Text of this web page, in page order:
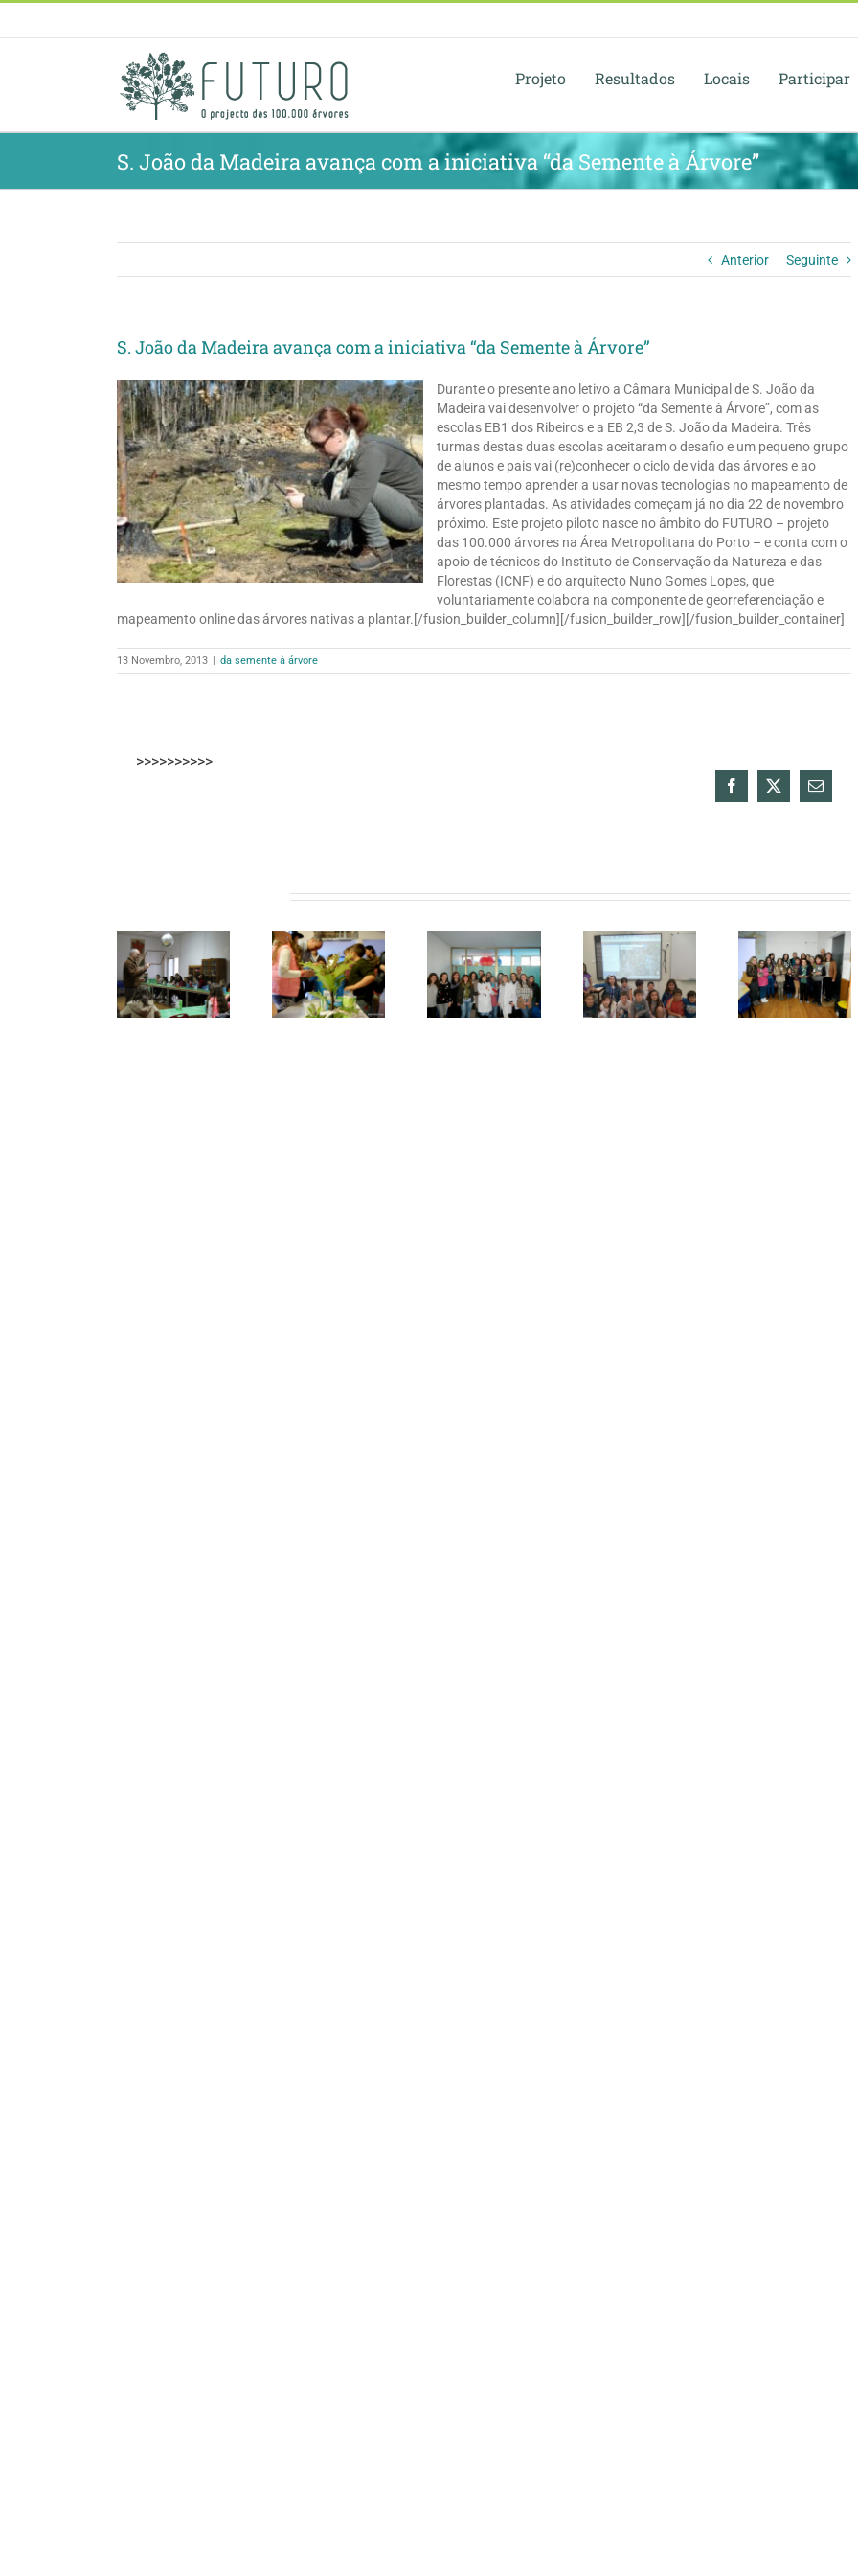
Projeto Resultados Locais Participar
S. João da Madeira avança com a iniciativa “da Semente à Árvore”
Anterior Seguinte
S. João da Madeira avança com a iniciativa “da Semente à Árvore”
Durante o presente ano letivo a Câmara Municipal de S. João da
Madeira vai desenvolver o projeto “da Semente à Árvore”, com as
escolas EB1 dos Ribeiros e a EB 2,3 de S. João da Madeira. Três
turmas destas duas escolas aceitaram o desafio e um pequeno grupo
de alunos e pais vai (re)conhecer o ciclo de vida das árvores e ao
mesmo tempo aprender a usar novas tecnologias no mapeamento de
árvores plantadas. As atividades começam já no dia 22 de novembro
próximo. Este projeto piloto nasce no âmbito do FUTURO – projeto
das 100.000 árvores na Área Metropolitana do Porto – e conta com o
apoio de técnicos do Instituto de Conservação da Natureza e das
Florestas (ICNF) e do arquitecto Nuno Gomes Lopes, que
voluntariamente colabora na componente de georreferenciação e
mapeamento online das árvores nativas a plantar.[/fusion_builder_column][/fusion_builder_row][/fusion_builder_container]
13 Novembro, 2013 | da semente à árvore
>>>>>>>>>>
Facebook
X
Email
Pequenos
semeadores
em S. João
da Madeira
Semente à
Árvore” em
S. João da
Madeira
entra na
Projeto-
piloto ‘da
semente à
árvore’
germinou
Crianças
de S. João
da Madeira
plantam
árvores no
“Da
Semente
Árvore”
S. João